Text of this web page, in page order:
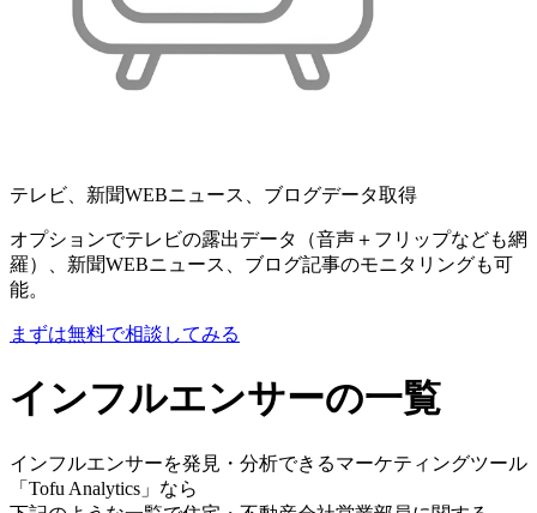
テレビ、新聞WEBニュース、ブログデータ取得
オプションでテレビの露出データ（音声＋フリップなども網
羅）、新聞WEBニュース、ブログ記事のモニタリングも可
能。
まずは無料で相談してみる
インフルエンサーの一覧
インフルエンサーを発見・分析できるマーケティングツール
「Tofu Analytics」なら